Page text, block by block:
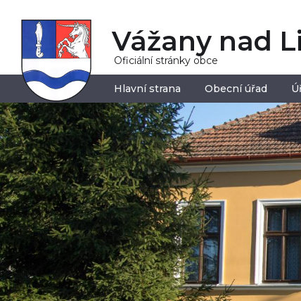
Vážany nad
Oficiální stránky obce
Hlavní strana Obecní úřad